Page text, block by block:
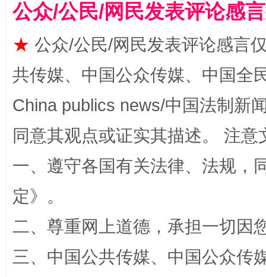
漫山遍野的桃花与雪山、麦地、白藏房 除
公众/公民/网民发表评论感
★ 公众/公民/网民发表评论感言
共传媒、中国公众传媒、中国全
China publics news/中国法制新
同意其观点或证实其描述。 注
一、遵守各国有关法律、法规，
定》。
二、尊重网上道德，承担一切因
三、中国公共传媒、中国公众传